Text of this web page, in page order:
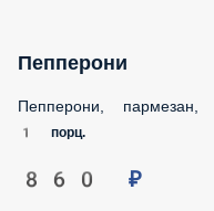
Пепперони
Пепперони, пармезан,
1 порц.
860 ₽